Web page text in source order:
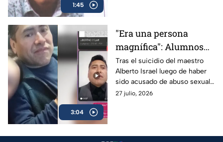
1:45
3:04
"Era una persona
magnífica": Alumnos
del maestro Alberto
Israel, quien se suicidó
tras ser señalado por
abuso sexual, lo
Tras el suicidio del maestro
Alberto Israel luego de haber
sido acusado de abuso sexual,
sus alumnos lo defendieron y
27 julio, 2026